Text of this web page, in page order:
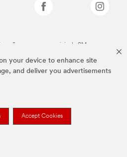
your device to enhance site
and deliver you advertisements
Accept Cookies
são marcas comerciais da 3M.